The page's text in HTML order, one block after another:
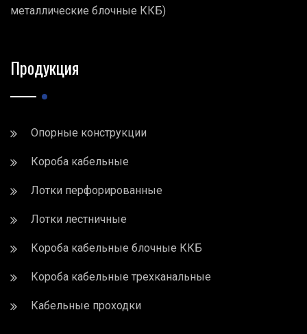
металлические блочные ККБ)
Продукция
Опорные конструкции
Короба кабельные
Лотки перфорированные
Лотки лестничные
Короба кабельные блочные ККБ
Короба кабельные трехканальные
Кабельные проходки